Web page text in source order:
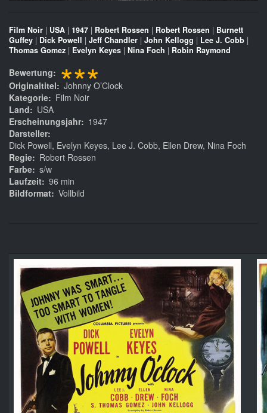
Film Noir | USA | 1947 | Robert Rossen | Robert Rossen | Burnett
Guffey | Dick Powell | Jeff Chandler | John Kellogg | Lee J. Cobb |
Thomas Gomez | Evelyn Keyes | Nina Foch | Robin Raymond
Bewertung ***
Originaltitel
Johnny O’Clock
Kategorie
Film Noir
Land
USA
Erscheinungsjahr
1947
Darsteller
Dick Powell, Evelyn Keyes, Lee J. Cobb, Ellen Drew, Nina Foch
Regie
Robert Rossen
Farbe s/w
Laufzeit 96 min
Bildformat Vollbild